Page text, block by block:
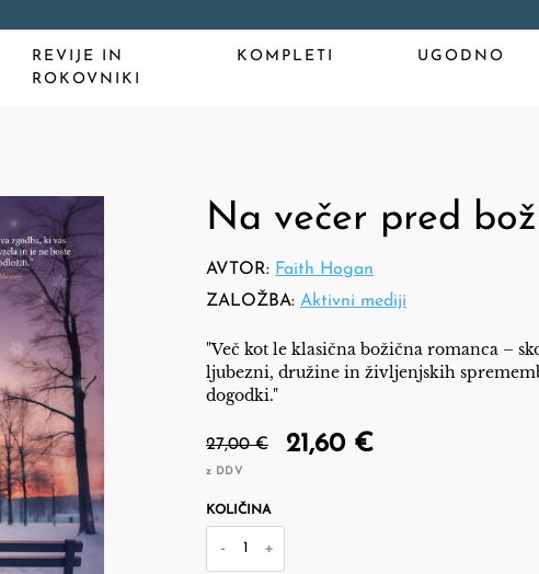
REVIJE IN
ROKOVNIKI
KOMPLETI UGODNO
Na večer pred
AVTOR: Faith Hogan
ZALOŽBA: Aktivni mediji
"Več kot le klasična božična romanca –
ljubezni, družine in življenjskih
dogodki."
27,00 € 21,60 €
z DDV
KOLIČINA
- +